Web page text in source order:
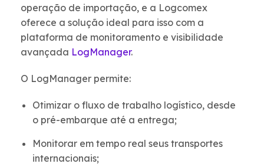
operação de importação, e a Logcomex
oferece a solução ideal para isso com a
plataforma de monitoramento e visibilidade
avançada LogManager.
O LogManager permite:
Otimizar o fluxo de trabalho logístico, desde
o pré-embarque até a entrega;
Monitorar em tempo real seus transportes
internacionais;